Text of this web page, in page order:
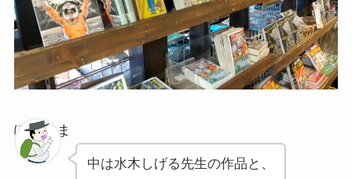
ぽちゃま
中は水木しげる先生の作品と、